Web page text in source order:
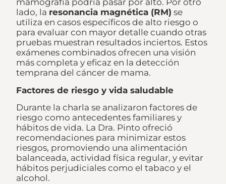
lado, la resonancia magnética (RM) se
utiliza en casos específicos de alto riesgo o
para evaluar con mayor detalle cuando otras
pruebas muestran resultados inciertos. Estos
exámenes combinados ofrecen una visión
más completa y eficaz en la detección
temprana del cáncer de mama.
Factores de riesgo y vida saludable
Durante la charla se analizaron factores de
riesgo como antecedentes familiares y
hábitos de vida. La Dra. Pinto ofreció
recomendaciones para minimizar estos
riesgos, promoviendo una alimentación
balanceada, actividad física regular, y evitar
hábitos perjudiciales como el tabaco y el
alcohol.